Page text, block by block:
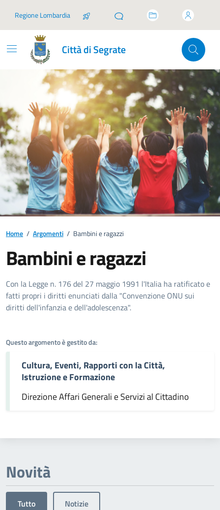
Regione Lombardia
Città di Segrate
Home / Argomenti / Bambini e ragazzi
Bambini e ragazzi
Dettagli dell'argomento
Con la Legge n. 176 del 27 maggio 1991 l'Italia ha ratificato e
fatti propri i diritti enunciati dalla "Convenzione ONU sui
diritti dell'infanzia e dell'adolescenza".
Questo argomento è gestito da:
Cultura, Eventi, Rapporti con la Città,
Istruzione e Formazione
Direzione Affari Generali e Servizi al Cittadino
Novità
Tutto Notizie